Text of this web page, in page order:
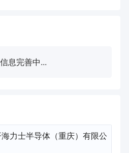
息完善中...
力士半导体（重庆）有限公